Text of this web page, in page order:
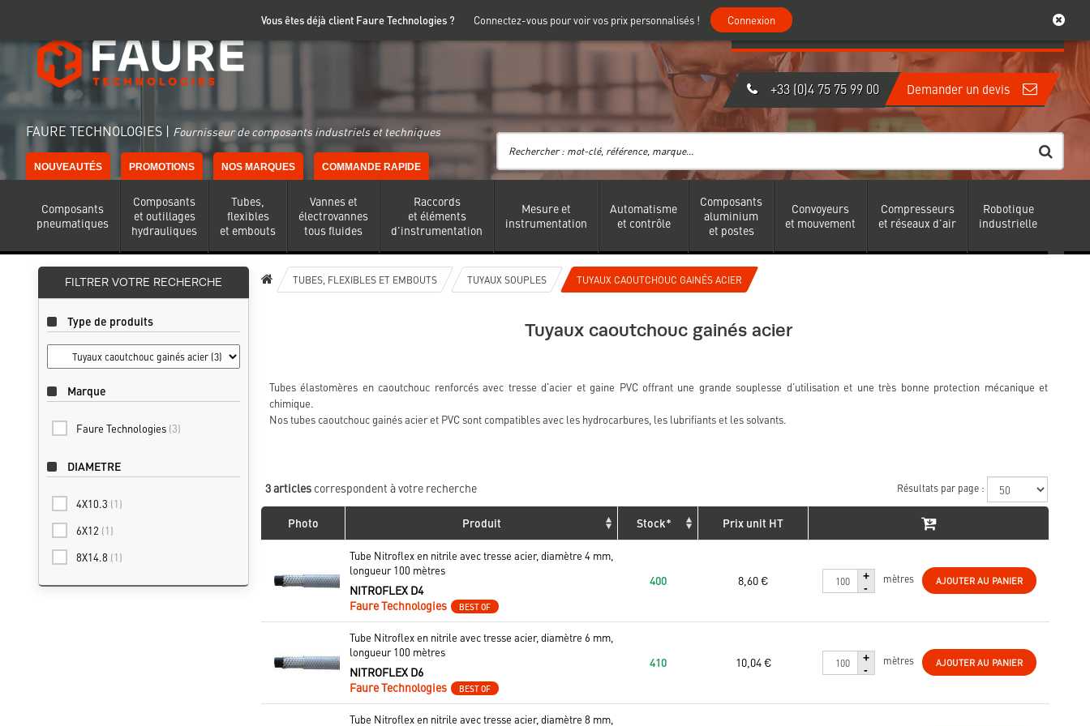
Vous êtes déjà client Faure Technologies ? Connectez-vous pour voir vos prix personnalisés ! Connexion
FAURE TECHNOLOGIES | Fournisseur de composants industriels et techniques
Mon compte
Connexion
+33 (0)4 75 75 99 00 Demander un devis
NOUVEAUTÉS PROMOTIONS NOS MARQUES COMMANDE RAPIDE
Composants
pneumatiques
Composants
et outillages
hydrauliques
Tubes,
flexibles
et embouts
Vannes et
électrovannes
tous fluides
Raccords
et éléments
d'instrumentation
Mesure et
instrumentation
Automatisme
et contrôle
Composants
aluminium
et postes
Convoyeurs
et mouvement
Compresseurs
et réseaux d'air
Robotique
industrielle
FILTRER VOTRE RECHERCHE
Type de produits
Marque
Faure Technologies (3)
DIAMETRE
4X10.3 (1)
6X12 (1)
8X14.8 (1)
TUBES, FLEXIBLES ET EMBOUTS TUYAUX SOUPLES TUYAUX CAOUTCHOUC GAINÉS ACIER
Tuyaux caoutchouc gainés acier
Tubes élastomères en caoutchouc renforcés avec tresse d'acier et gaine PVC offrant une grande souplesse d'utilisation et une très bonne protection mécanique et
chimique.
Nos tubes caoutchouc gainés acier et PVC sont compatibles avec les hydrocarbures, les lubrifiants et les solvants.
3 articles correspondent à votre recherche Résultats par page :
Photo Produit Stock* Prix unit HT
Tube Nitroflex en nitrile avec tresse acier, diamètre 4 mm,
longueur 100 mètres
NITROFLEX D4
Faure Technologies
BEST OF
400 8,60 €
+
-
mètres AJOUTER AU PANIER
Tube Nitroflex en nitrile avec tresse acier, diamètre 6 mm,
longueur 100 mètres
NITROFLEX D6
Faure Technologies
BEST OF
410 10,04 €
+
-
mètres AJOUTER AU PANIER
Tube Nitroflex en nitrile avec tresse acier, diamètre 8 mm,